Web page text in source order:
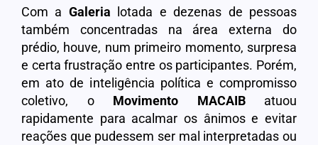
Com a Galeria lotada e dezenas de pessoas
também concentradas na área externa do
prédio, houve, num primeiro momento, surpresa
e certa frustração entre os participantes. Porém,
em ato de inteligência política e compromisso
coletivo, o Movimento MACAIBatuou
rapidamente para acalmar os ânimos e evitar
reações que pudessem ser mal interpretadas ou